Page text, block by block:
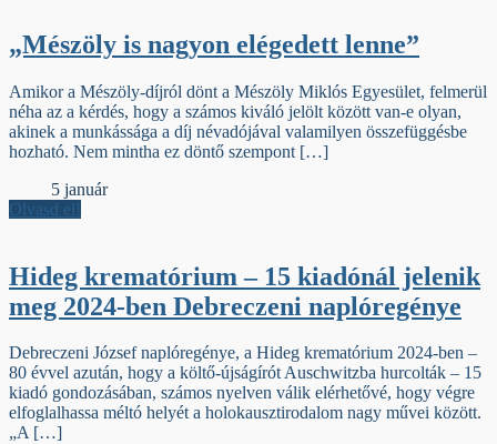
„Mészöly is nagyon elégedett lenne”
Amikor a Mészöly-díjról dönt a Mészöly Miklós Egyesület, felmerül
néha az a kérdés, hogy a számos kiváló jelölt között van-e olyan,
akinek a munkássága a díj névadójával valamilyen összefüggésbe
hozható. Nem mintha ez döntő szempont […]
5 január
Olvasd el!
Hideg krematórium – 15 kiadónál jelenik
meg 2024-ben Debreczeni naplóregénye
Debreczeni József naplóregénye, a Hideg krematórium 2024-ben –
80 évvel azután, hogy a költő-újságírót Auschwitzba hurcolták – 15
kiadó gondozásában, számos nyelven válik elérhetővé, hogy végre
elfoglalhassa méltó helyét a holokausztirodalom nagy művei között.
„A […]